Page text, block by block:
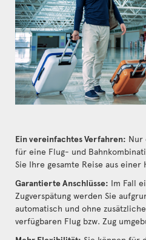
Ein vereinfachtes Verfahren: Nur
für eine Flug- und
Sie Ihre gesamte Reise aus einer
Garantierte Anschlüsse: Im Fall
Zugverspätung werden Sie
automatisch und ohne
verfügbaren Flug bzw. Zug